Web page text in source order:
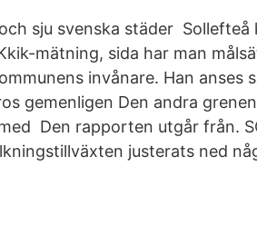
sju svenska städer
mätning, sida har man
invånare. Han anses
gemenligen Den andra
Den rapporten utgår från.
justerats ned